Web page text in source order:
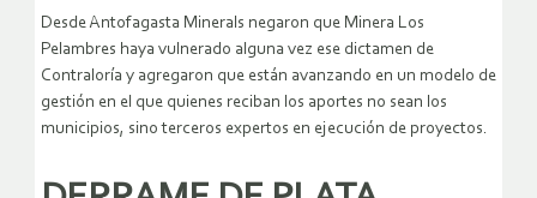
Desde Antofagasta Minerals negaron que Minera Los
Pelambres haya vulnerado alguna vez ese dictamen de
Contraloría y agregaron que están avanzando en un modelo de
gestión en el que quienes reciban los aportes no sean los
municipios, sino terceros expertos en ejecución de proyectos.